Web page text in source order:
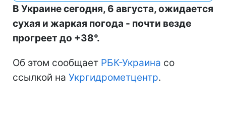
В Украине сегодня, 6 августа, ожидается
сухая и жаркая погода - почти везде
прогреет до +38°.
Об этом сообщает РБК-Украина со
ссылкой на Укргидрометцентр.